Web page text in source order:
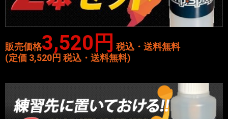
販売価格3,520円 税込・送料無料
(定価 3,520円 税込・送料無料)